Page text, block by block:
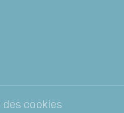
des cookies